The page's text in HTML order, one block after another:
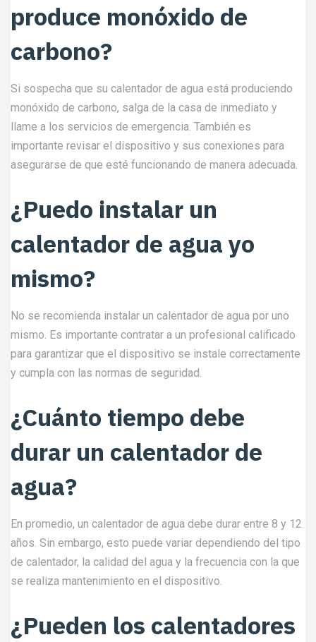
produce monóxido de
carbono?
Si sospecha que su calentador de agua está produciendo
monóxido de carbono, salga de la casa de inmediato y
llame a los servicios de emergencia. También es
importante revisar el dispositivo y sus conexiones para
asegurarse de que esté funcionando de manera adecuada.
¿Puedo instalar un
calentador de agua yo
mismo?
No se recomienda instalar un calentador de agua por uno
mismo. Es importante contratar a un profesional calificado
para garantizar que el dispositivo se instale correctamente
y cumpla con las normas de seguridad.
¿Cuánto tiempo debe
durar un calentador de
agua?
En promedio, un calentador de agua debe durar entre 8 y 12
años. Sin embargo, esto puede variar dependiendo del tipo
de calentador, la calidad del agua y la frecuencia con la que
se realiza mantenimiento en el dispositivo.
¿Pueden los calentadores